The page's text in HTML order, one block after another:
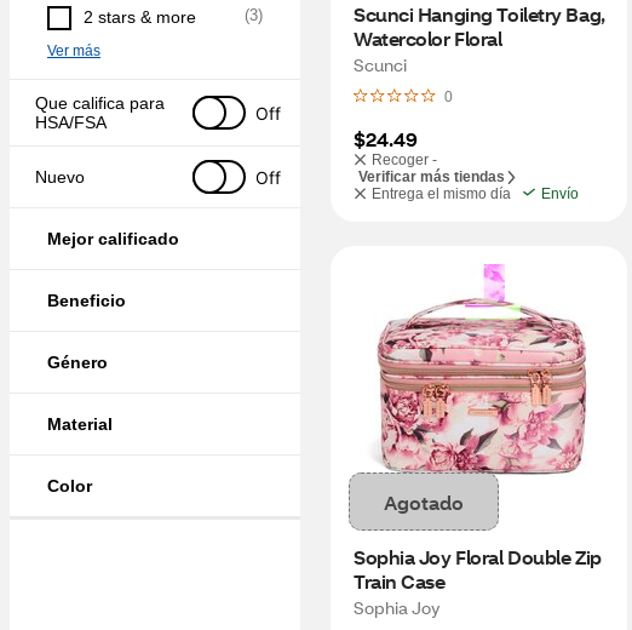
2 stars & more (3)
Ver más
Que califica para
HSA/FSA
Off
Nuevo Off
Mejor calificado
Beneficio
Género
Material
Color
Scunci Hanging Toiletry Bag,
Watercolor Floral
Scunci
0
$24.49
Recoger -
Verificar más tiendas
Entrega el mismo día
Envío
Agotado
Sophia Joy Floral Double Zip
Train Case
Sophia Joy